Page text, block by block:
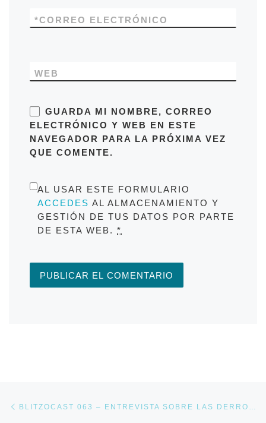
CORREO ELECTRÓNICO
*
WEB
GUARDA MI NOMBRE, CORREO
ELECTRÓNICO Y WEB EN ESTE
NAVEGADOR PARA LA PRÓXIMA VEZ
QUE COMENTE.
AL USAR ESTE FORMULARIO
ACCEDES AL ALMACENAMIENTO Y
GESTIÓN DE TUS DATOS POR PARTE
DE ESTA WEB. *
Navegación de entradas